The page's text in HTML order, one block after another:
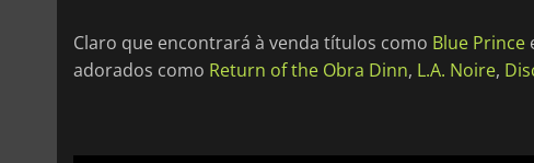
Claro que encontrará à venda títulos como Blue Prince
adorados como Return of the Obra Dinn, L.A. Noire,